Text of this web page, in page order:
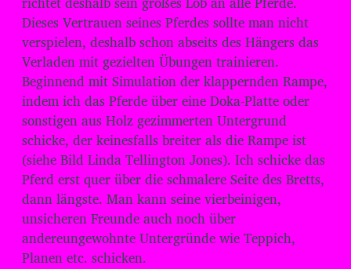
e
r
Dieses Vertrauen seines Pferdes sollte man nicht
verspielen, deshalb schon abseits des Hängers das
Verladen mit gezielten Übungen trainieren.
Beginnend mit Simulation der klappernden Rampe,
indem ich das Pferde über eine Doka-Platte oder
sonstigen aus Holz gezimmerten Untergrund
schicke, der keinesfalls breiter als die Rampe ist
(siehe Bild Linda Tellington Jones). Ich schicke das
Pferd erst quer über die schmalere Seite des Bretts,
dann längste. Man kann seine vierbeinigen,
unsicheren Freunde auch noch über
andereungewohnte Untergründe wie Teppich,
Planen etc. schicken.